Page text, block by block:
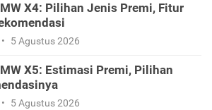
X4: Pilihan Jenis Premi, Fitur
• 5 Agustus 2026
X5: Estimasi Premi, Pilihan
• 5 Agustus 2026